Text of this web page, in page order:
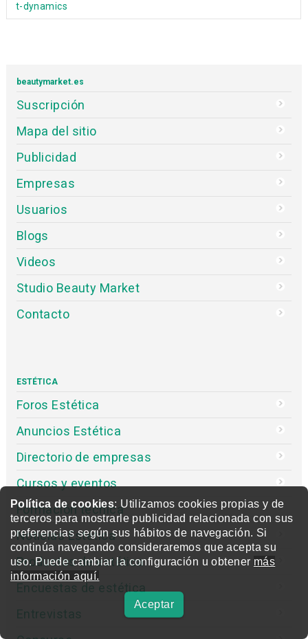
Política de cookies: Utilizamos cookies propias y de
terceros para mostrarle publicidad relacionada con sus
preferencias según sus hábitos de navegación. Si
continúa navegando consideraremos que acepta su
uso. Puede cambiar la configuración u obtener más
información aquí.
Aceptar
t-dynamics
beautymarket.es
Suscripción
Mapa del sitio
Publicidad
Empresas
Usuarios
Blogs
Videos
Studio Beauty Market
Contacto
ESTÉTICA
Foros Estética
Anuncios Estética
Directorio de empresas
Cursos y eventos
Formación técnica
Noticias Estética
Productos de estética
Encuestas de estética
Entrevistas